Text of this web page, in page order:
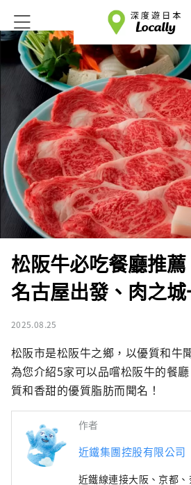
松阪牛必吃餐廳推薦
名古屋出發、肉之
2025.08.25
松阪市是松阪牛之鄉，以優質和牛
為您介紹5家可以品嚐松阪牛的餐
質和香甜的優質脂肪而聞名！
作者
近鐵集團控股有限公司
近鐵線連接大阪、京都、